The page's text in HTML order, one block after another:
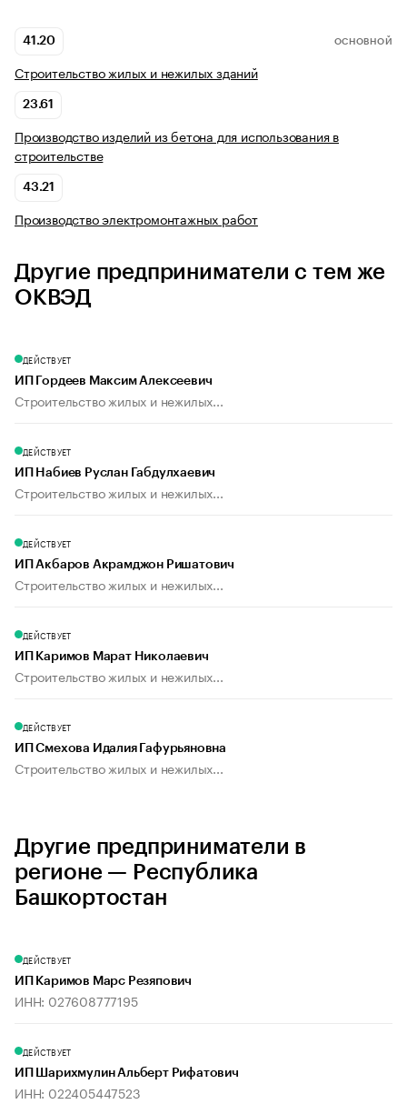
41.20 ОСНОВНОЙ
Строительство жилых и нежилых зданий
23.61
Производство изделий из бетона для использования в
строительстве
43.21
Производство электромонтажных работ
Другие предприниматели с тем же
ОКВЭД
ДЕЙСТВУЕТ
ИП Гордеев Максим Алексеевич
Строительство жилых и нежилых...
ДЕЙСТВУЕТ
ИП Набиев Руслан Габдулхаевич
Строительство жилых и нежилых...
ДЕЙСТВУЕТ
ИП Акбаров Акрамджон Ришатович
Строительство жилых и нежилых...
ДЕЙСТВУЕТ
ИП Каримов Марат Николаевич
Строительство жилых и нежилых...
ДЕЙСТВУЕТ
ИП Смехова Идалия Гафурьяновна
Строительство жилых и нежилых...
Другие предприниматели в
регионе — Республика
Башкортостан
ДЕЙСТВУЕТ
ИП Каримов Марс Резяпович
ИНН: 027608777195
ДЕЙСТВУЕТ
ИП Шарихмулин Альберт Рифатович
ИНН: 022405447523